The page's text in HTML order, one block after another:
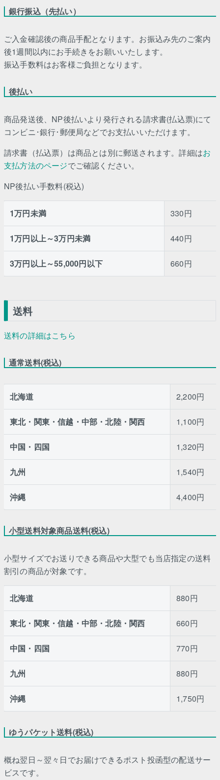
銀行振込（先払い）
ご入金確認後の商品手配となります。お振込み先のご案内
後1週間以内にお手続きをお願いいたします。
振込手数料はお客様ご負担となります。
後払い
商品発送後、NP後払いより発行される請求書(払込票)にて
コンビニ･銀行･郵便局などでお支払いいただけます。
請求書（払込票）は商品とは別に郵送されます。詳細はお
支払方法のページでご確認ください。
NP後払い手数料(税込)
1万円未満 330円
1万円以上～3万円未満 440円
3万円以上～55,000円以下 660円
送料
送料の詳細はこちら
通常送料(税込)
北海道 2,200円
東北・関東・信越・中部・北陸・関西 1,100円
中国・四国 1,320円
九州 1,540円
沖縄 4,400円
小型送料対象商品送料(税込)
小型サイズでお送りできる商品や大型でも当店指定の送料
割引の商品が対象です。
北海道 880円
東北・関東・信越・中部・北陸・関西 660円
中国・四国 770円
九州 880円
沖縄 1,750円
ゆうパケット送料(税込)
概ね翌日～翌々日でお届けできるポスト投函型の配送サー
ビスです。